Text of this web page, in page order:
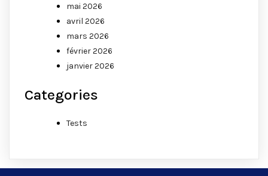
mai 2026
avril 2026
mars 2026
février 2026
janvier 2026
Categories
Tests